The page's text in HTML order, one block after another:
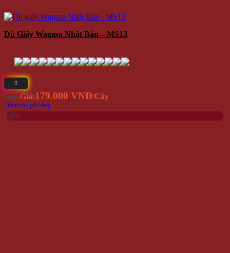
Dù Giấy Wagasa Nhật Bản – MS13
Giá Giá:179.000 VNĐ/Cây
Thêm vào giỏ hàng
-8%